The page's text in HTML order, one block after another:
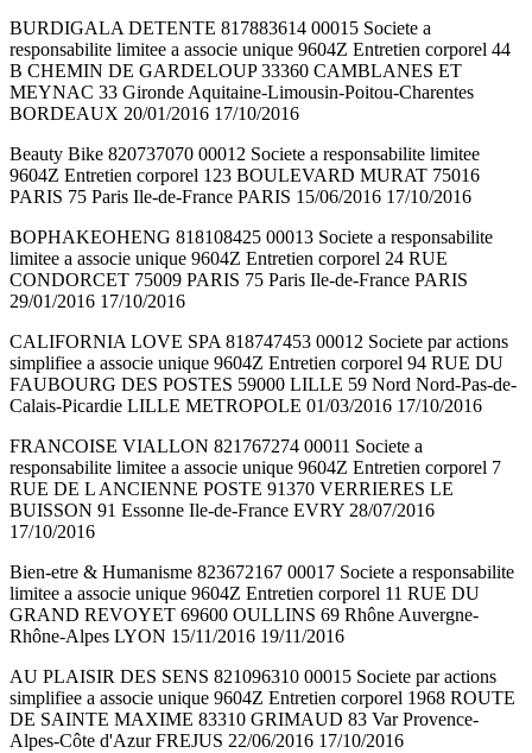
BURDIGALA DETENTE 817883614 00015 Societe a
responsabilite limitee a associe unique 9604Z Entretien corporel 44
B CHEMIN DE GARDELOUP 33360 CAMBLANES ET
MEYNAC 33 Gironde Aquitaine-Limousin-Poitou-Charentes
BORDEAUX 20/01/2016 17/10/2016
Beauty Bike 820737070 00012 Societe a responsabilite limitee
9604Z Entretien corporel 123 BOULEVARD MURAT 75016
PARIS 75 Paris Ile-de-France PARIS 15/06/2016 17/10/2016
BOPHAKEOHENG 818108425 00013 Societe a responsabilite
limitee a associe unique 9604Z Entretien corporel 24 RUE
CONDORCET 75009 PARIS 75 Paris Ile-de-France PARIS
29/01/2016 17/10/2016
CALIFORNIA LOVE SPA 818747453 00012 Societe par actions
simplifiee a associe unique 9604Z Entretien corporel 94 RUE DU
FAUBOURG DES POSTES 59000 LILLE 59 Nord Nord-Pas-de-
Calais-Picardie LILLE METROPOLE 01/03/2016 17/10/2016
FRANCOISE VIALLON 821767274 00011 Societe a
responsabilite limitee a associe unique 9604Z Entretien corporel 7
RUE DE L ANCIENNE POSTE 91370 VERRIERES LE
BUISSON 91 Essonne Ile-de-France EVRY 28/07/2016
17/10/2016
Bien-etre & Humanisme 823672167 00017 Societe a responsabilite
limitee a associe unique 9604Z Entretien corporel 11 RUE DU
GRAND REVOYET 69600 OULLINS 69 Rhône Auvergne-
Rhône-Alpes LYON 15/11/2016 19/11/2016
AU PLAISIR DES SENS 821096310 00015 Societe par actions
simplifiee a associe unique 9604Z Entretien corporel 1968 ROUTE
DE SAINTE MAXIME 83310 GRIMAUD 83 Var Provence-
Alpes-Côte d'Azur FREJUS 22/06/2016 17/10/2016